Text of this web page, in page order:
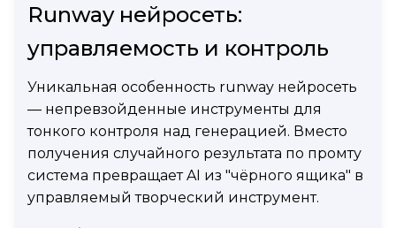
Runway нейросеть:
управляемость и контроль
Уникальная особенность runway нейросеть
— непревзойденные инструменты для
тонкого контроля над генерацией. Вместо
получения случайного результата по промту
система превращает AI из "чёрного ящика" в
управляемый творческий инструмент.